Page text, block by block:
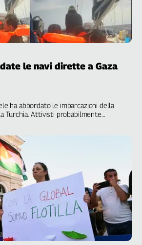
le navi dirette a Gaza
ha abbordato le imbarcazioni della
Turchia. Attivisti probabilmente